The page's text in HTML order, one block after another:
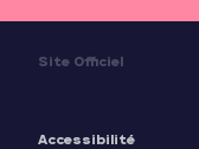
Site Officiel
Accessibilité